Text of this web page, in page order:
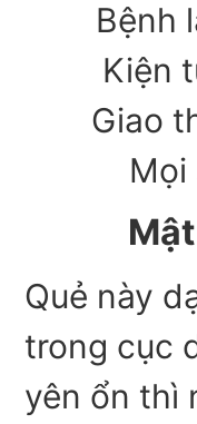
Bệnh
Kiện
Giao
Mọi
Quẻ này
trong cục
yên ổn thì